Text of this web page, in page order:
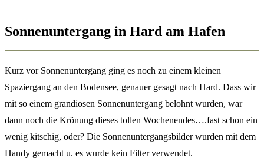
Sonnenuntergang in Hard am Hafen
Kurz vor Sonnenuntergang ging es noch zu einem kleinen
Spaziergang an den Bodensee, genauer gesagt nach Hard. Dass wir
mit so einem grandiosen Sonnenuntergang belohnt wurden, war
dann noch die Krönung dieses tollen Wochenendes….fast schon ein
wenig kitschig, oder? Die Sonnenuntergangsbilder wurden mit dem
Handy gemacht u. es wurde kein Filter verwendet.